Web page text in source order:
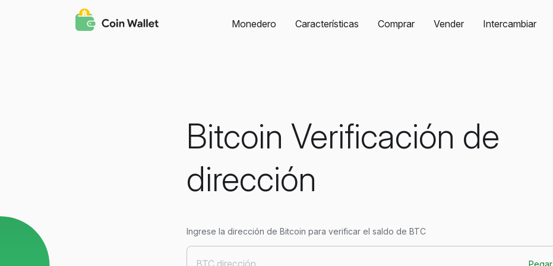
Monedero Características Comprar Vender Intercambiar
Bitcoin Verificación de
dirección
Ingrese la dirección de Bitcoin para verificar el saldo de BTC
Pegar